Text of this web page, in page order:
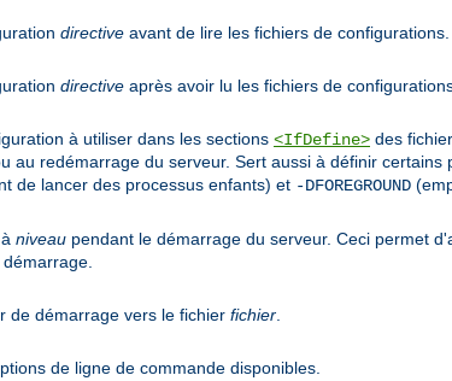
directive avant de lire les fichiers de configurations.
directive après avoir lu les fichiers de
à utiliser dans les sections <IfDefine> des
au redémarrage du serveur. Sert aussi à définir
de lancer des processus enfants) et -DFOREGROUND
à niveau pendant le démarrage du serveur. Ceci permet
de démarrage vers le fichier fichier
de ligne de commande disponibles.